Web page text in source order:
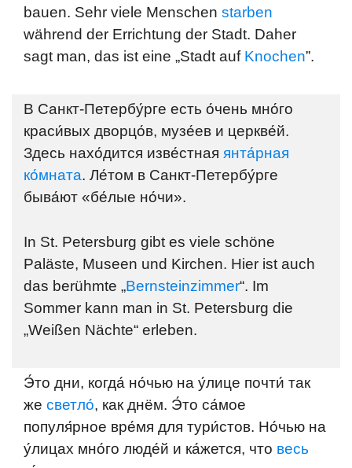
bauen. Sehr viele Menschen starben
während der Errichtung der Stadt. Daher
sagt man, das ist eine „Stadt auf Knochen”.
В Санкт-Петербу́рге есть о́чень мно́го
краси́вых дворцо́в, музе́ев и церкве́й.
Здесь нахо́дится изве́стная янта́рная
ко́мната. Ле́том в Санкт-Петербу́рге
быва́ют «бе́лые но́чи».
In St. Petersburg gibt es viele schöne
Paläste, Museen und Kirchen. Hier ist auch
das berühmte „Bernsteinzimmer“. Im
Sommer kann man in St. Petersburg die
„Weißen Nächte“ erleben.
Э́то дни, когда́ но́чью на у́лице почти́ так
же светло́, как днём. Э́то са́мое
популя́рное вре́мя для тури́стов. Но́чью на
у́лицах мно́го люде́й и ка́жется, что весь